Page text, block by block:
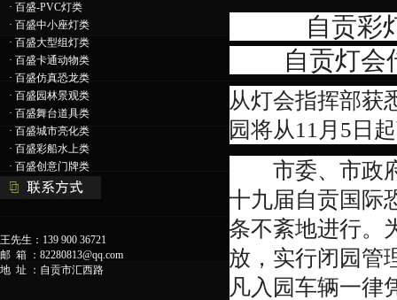
· 百盛-PVC灯类
· 百盛中小座灯类
· 百盛大型组灯类
· 百盛卡通动物类
· 百盛仿真恐龙类
· 百盛园林景观类
· 百盛舞台道具类
· 百盛城市亮化类
· 百盛彩船水上类
· 百盛创意门牌类
王先生：139 900 36721
邮 箱 ： 82280813@qq.com
地 址 ：自贡市汇西路
自贡彩
自贡灯会
从灯会指挥部获
园将从11月5日
市委、市政府
十九届自贡国际
条不紊地进行。
放，实行闭园管
凡入园车辆一律